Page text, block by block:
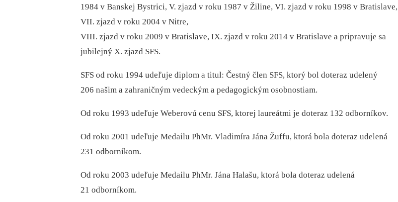
1984 v Banskej Bystrici, V. zjazd v roku 1987 v Žiline, VI. zjazd v roku 1998 v Bratislave,
VII. zjazd v roku 2004 v Nitre,
VIII. zjazd v roku 2009 v Bratislave, IX. zjazd v roku 2014 v Bratislave a pripravuje sa
jubilejný X. zjazd SFS.
SFS od roku 1994 udeľuje diplom a titul: Čestný člen SFS, ktorý bol doteraz udelený
206 našim a zahraničným vedeckým a pedagogickým osobnostiam.
Od roku 1993 udeľuje Weberovú cenu SFS, ktorej laureátmi je doteraz 132 odborníkov.
Od roku 2001 udeľuje Medailu PhMr. Vladimíra Jána Žuffu, ktorá bola doteraz udelená
231 odborníkom.
Od roku 2003 udeľuje Medailu PhMr. Jána Halašu, ktorá bola doteraz udelená
21 odborníkom.